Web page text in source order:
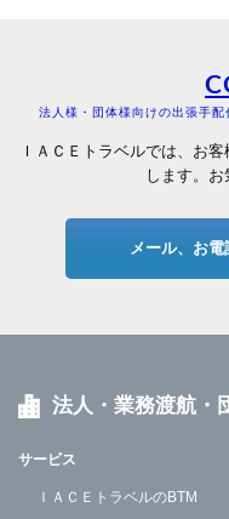
法人様・団体様向けの出張手
ＩＡＣＥトラベルでは、お
します。お
メール、お
法人・業務渡航・
サービス
ＩＡＣＥトラベルのBTM